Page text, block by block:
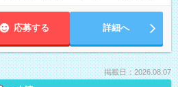
応募する 詳細へ
掲載日：2026.08.07